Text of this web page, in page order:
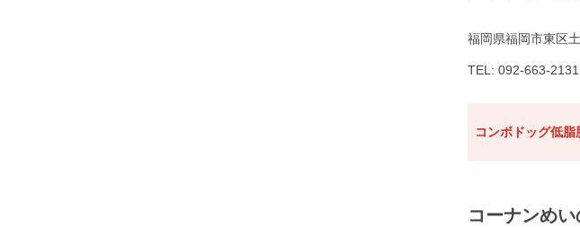
福岡県福岡市東区
TEL: 092-663-2131
コンボドッグ低
コーナンめい